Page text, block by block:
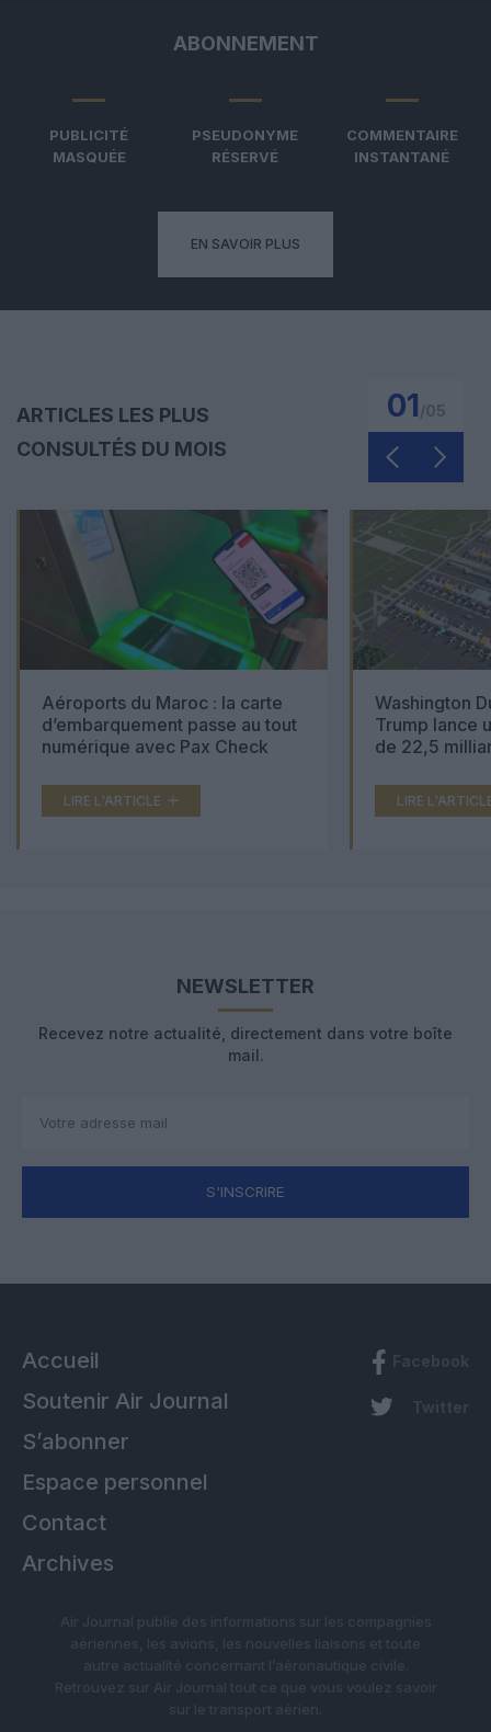
ABONNEMENT
PUBLICITÉ
MASQUÉE
PSEUDONYME
RÉSERVÉ
COMMENTAIRE
INSTANTANÉ
EN SAVOIR PLUS
ARTICLES LES PLUS
CONSULTÉS DU MOIS
01
Aéroports du Maroc : la carte
d’embarquement passe au tout
numérique avec Pax Check
LIRE L'ARTICLE
Washington
Trump lance
de 22,5
LIRE
NEWSLETTER
Recevez notre actualité, directement dans votre boîte
mail.
S'INSCRIRE
Accueil
Soutenir Air Journal
S’abonner
Espace personnel
Contact
Archives